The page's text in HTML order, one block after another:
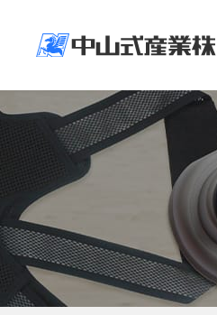
企
ニ
製
企
採